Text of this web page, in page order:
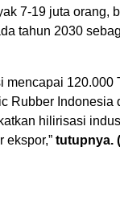
7-19 juta orang,
tahun 2030
mencapai 120.000
Rubber Indonesia
hilirisasi
ekspor,” tutupnya.